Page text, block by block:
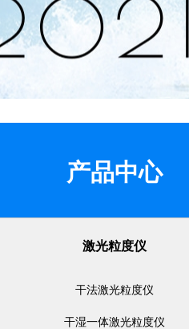
产品中心
激光粒度仪
干法激光粒度仪
干湿一体激光粒度仪